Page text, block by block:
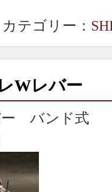
カテゴリー：
Wレバー
ー バンド式